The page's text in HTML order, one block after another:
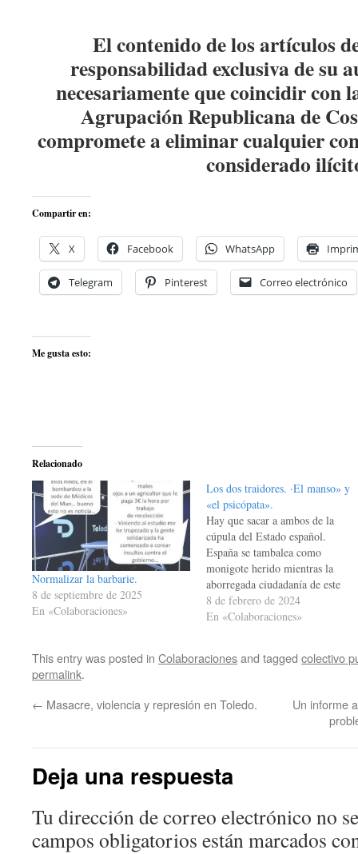
El contenido de los artículos
responsabilidad exclusiva de su
necesariamente que coincidir con
Agrupación Republicana de
compromete a eliminar cualquier
considerado
Compartir en:
X Facebook WhatsApp
Telegram Pinterest Correo electrónico
Me gusta esto:
Relacionado
Normalizar la barbarie.
8 de septiembre de 2025
En «Colaboraciones»
Los dos traidores. ·El manso» y
«el psicópata».
Hay que sacar a ambos de la
cúpula del Estado español.
España se tambalea como
monigote herido mientras la
aborregada ciudadanía de este
país, hasta hace poco potencia
económica y política europea, se
de abundante alcohol) adscritas a
8 de febrero de 2024
En «Colaboraciones»
This entry was posted in Colaboracionesand tagged colectivo
permalink.
← Masacre, violencia y represión en Toledo.
Un informe
Deja una respuesta
Tu dirección de correo electrónico no
campos obligatorios están marcados